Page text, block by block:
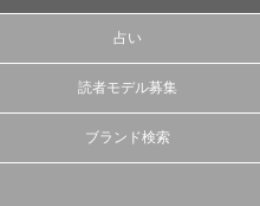
占い
読者モデル募集
ブランド検索